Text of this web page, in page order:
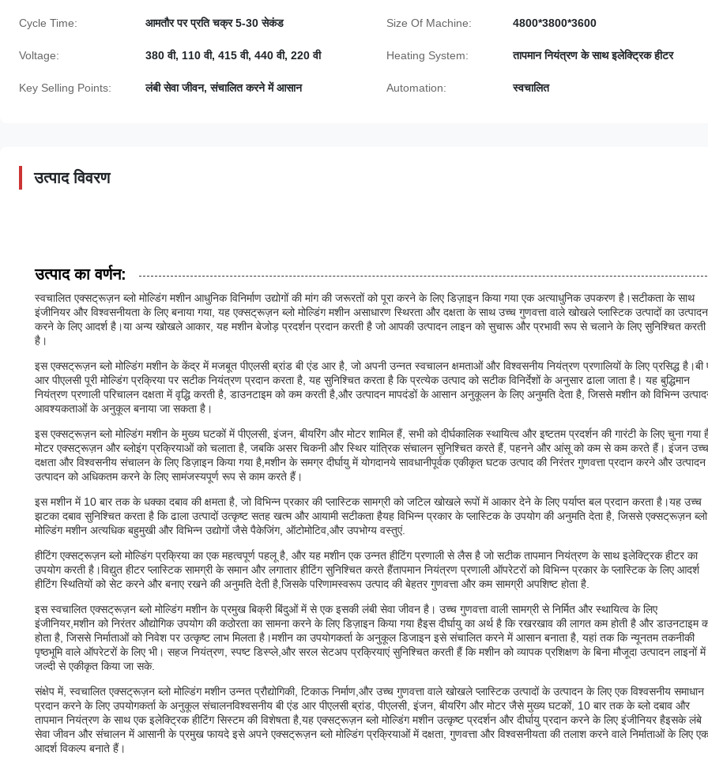
Cycle Time: आमतौर पर प्रति चक्र 5-30 सेकंड Size Of Machine: 4800*3800*3600
Voltage: 380 वी, 110 वी, 415 वी, 440 वी, 220 वी Heating System: तापमान नियंत्रण के साथ इलेक्ट्रिक हीटर
Key Selling Points: लंबी सेवा जीवन, संचालित करने में आसान Automation: स्वचालित
उत्पाद विवरण
उत्पाद का वर्णन:
स्वचालित एक्सट्रूज़न ब्लो मोल्डिंग मशीन आधुनिक विनिर्माण उद्योगों की मांग की जरूरतों को पूरा करने के लिए डिज़ाइन किया गया एक अत्याधुनिक उपकरण है।सटीकता के साथ
इंजीनियर और विश्वसनीयता के लिए बनाया गया, यह एक्सट्रूज़न ब्लो मोल्डिंग मशीन असाधारण स्थिरता और दक्षता के साथ उच्च गुणवत्ता वाले खोखले प्लास्टिक उत्पादों का उत्पादन
करने के लिए आदर्श है।या अन्य खोखले आकार, यह मशीन बेजोड़ प्रदर्शन प्रदान करती है जो आपकी उत्पादन लाइन को सुचारू और प्रभावी रूप से चलाने के लिए सुनिश्चित करती
है।
इस एक्सट्रूज़न ब्लो मोल्डिंग मशीन के केंद्र में मजबूत पीएलसी ब्रांड बी एंड आर है, जो अपनी उन्नत स्वचालन क्षमताओं और विश्वसनीय नियंत्रण प्रणालियों के लिए प्रसिद्ध है।बी
आर पीएलसी पूरी मोल्डिंग प्रक्रिया पर सटीक नियंत्रण प्रदान करता है, यह सुनिश्चित करता है कि प्रत्येक उत्पाद को सटीक विनिर्देशों के अनुसार ढाला जाता है। यह बुद्धिमान
नियंत्रण प्रणाली परिचालन दक्षता में वृद्धि करती है, डाउनटाइम को कम करती है,और उत्पादन मापदंडों के आसान अनुकूलन के लिए अनुमति देता है, जिससे मशीन को विभिन्न
आवश्यकताओं के अनुकूल बनाया जा सकता है।
इस एक्सट्रूज़न ब्लो मोल्डिंग मशीन के मुख्य घटकों में पीएलसी, इंजन, बीयरिंग और मोटर शामिल हैं, सभी को दीर्घकालिक स्थायित्व और इष्टतम प्रदर्शन की गारंटी के लिए चुना गया
मोटर एक्सट्रूज़न और ब्लोइंग प्रक्रियाओं को चलाता है, जबकि असर चिकनी और स्थिर यांत्रिक संचालन सुनिश्चित करते हैं, पहनने और आंसू को कम से कम करते हैं। इंजन उच्च
दक्षता और विश्वसनीय संचालन के लिए डिज़ाइन किया गया है,मशीन के समग्र दीर्घायु में योगदानये सावधानीपूर्वक एकीकृत घटक उत्पाद की निरंतर गुणवत्ता प्रदान करने और उत्पादन
उत्पादन को अधिकतम करने के लिए सामंजस्यपूर्ण रूप से काम करते हैं।
इस मशीन में 10 बार तक के धक्का दबाव की क्षमता है, जो विभिन्न प्रकार की प्लास्टिक सामग्री को जटिल खोखले रूपों में आकार देने के लिए पर्याप्त बल प्रदान करता है।यह उच्च
झटका दबाव सुनिश्चित करता है कि ढाला उत्पादों उत्कृष्ट सतह खत्म और आयामी सटीकता हैयह विभिन्न प्रकार के प्लास्टिक के उपयोग की अनुमति देता है, जिससे एक्सट्रूज़न ब्लो
मोल्डिंग मशीन अत्यधिक बहुमुखी और विभिन्न उद्योगों जैसे पैकेजिंग, ऑटोमोटिव,और उपभोग्य वस्तुएं.
हीटिंग एक्सट्रूज़न ब्लो मोल्डिंग प्रक्रिया का एक महत्वपूर्ण पहलू है, और यह मशीन एक उन्नत हीटिंग प्रणाली से लैस है जो सटीक तापमान नियंत्रण के साथ इलेक्ट्रिक हीटर का
उपयोग करती है।विद्युत हीटर प्लास्टिक सामग्री के समान और लगातार हीटिंग सुनिश्चित करते हैंतापमान नियंत्रण प्रणाली ऑपरेटरों को विभिन्न प्रकार के प्लास्टिक के लिए आदर्श
हीटिंग स्थितियों को सेट करने और बनाए रखने की अनुमति देती है,जिसके परिणामस्वरूप उत्पाद की बेहतर गुणवत्ता और कम सामग्री अपशिष्ट होता है.
इस स्वचालित एक्सट्रूज़न ब्लो मोल्डिंग मशीन के प्रमुख बिक्री बिंदुओं में से एक इसकी लंबी सेवा जीवन है। उच्च गुणवत्ता वाली सामग्री से निर्मित और स्थायित्व के लिए
इंजीनियर,मशीन को निरंतर औद्योगिक उपयोग की कठोरता का सामना करने के लिए डिज़ाइन किया गया हैइस दीर्घायु का अर्थ है कि रखरखाव की लागत कम होती है और डाउनटाइम
होता है, जिससे निर्माताओं को निवेश पर उत्कृष्ट लाभ मिलता है।मशीन का उपयोगकर्ता के अनुकूल डिजाइन इसे संचालित करने में आसान बनाता है, यहां तक कि न्यूनतम तकनीकी
पृष्ठभूमि वाले ऑपरेटरों के लिए भी। सहज नियंत्रण, स्पष्ट डिस्प्ले,और सरल सेटअप प्रक्रियाएं सुनिश्चित करती हैं कि मशीन को व्यापक प्रशिक्षण के बिना मौजूदा उत्पादन लाइनों में
जल्दी से एकीकृत किया जा सके.
संक्षेप में, स्वचालित एक्सट्रूज़न ब्लो मोल्डिंग मशीन उन्नत प्रौद्योगिकी, टिकाऊ निर्माण,और उच्च गुणवत्ता वाले खोखले प्लास्टिक उत्पादों के उत्पादन के लिए एक विश्वसनीय समाधान
प्रदान करने के लिए उपयोगकर्ता के अनुकूल संचालनविश्वसनीय बी एंड आर पीएलसी ब्रांड, पीएलसी, इंजन, बीयरिंग और मोटर जैसे मुख्य घटकों, 10 बार तक के ब्लो दबाव और
तापमान नियंत्रण के साथ एक इलेक्ट्रिक हीटिंग सिस्टम की विशेषता है,यह एक्सट्रूज़न ब्लो मोल्डिंग मशीन उत्कृष्ट प्रदर्शन और दीर्घायु प्रदान करने के लिए इंजीनियर हैइसके लंबे
सेवा जीवन और संचालन में आसानी के प्रमुख फायदे इसे अपने एक्सट्रूज़न ब्लो मोल्डिंग प्रक्रियाओं में दक्षता, गुणवत्ता और विश्वसनीयता की तलाश करने वाले निर्माताओं के लिए एक
आदर्श विकल्प बनाते हैं।